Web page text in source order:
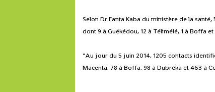
Selon Dr Fanta Kaba du ministère de la
dont 9 à Guékédou, 12 à Télimélé, 1 à Boffa
"Au jour du 5 juin 2014, 1205 contacts
Macenta, 78 à Boffa, 98 à Dubréka et 463 à